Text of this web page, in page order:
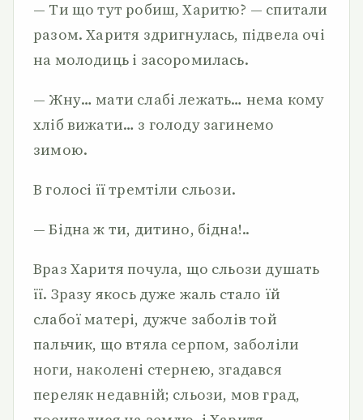
— Ти що тут робиш, Харитю? — спитали
разом. Харитя здригнулась, підвела очі
на молодиць і засоромилась.
— Жну… мати слабі лежать… нема кому
хліб вижати… з голоду загинемо
зимою.
В голосі її тремтіли сльози.
— Бідна ж ти, дитино, бідна!..
Враз Харитя почула, що сльози душать
її. Зразу якось дуже жаль стало їй
слабої матері, дужче заболів той
пальчик, що втяла серпом, заболіли
ноги, наколені стернею, згадався
переляк недавній; сльози, мов град,